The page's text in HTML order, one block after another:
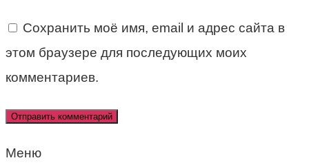
Сохранить моё имя, email и адрес сайта в
этом браузере для последующих моих
комментариев.
Меню